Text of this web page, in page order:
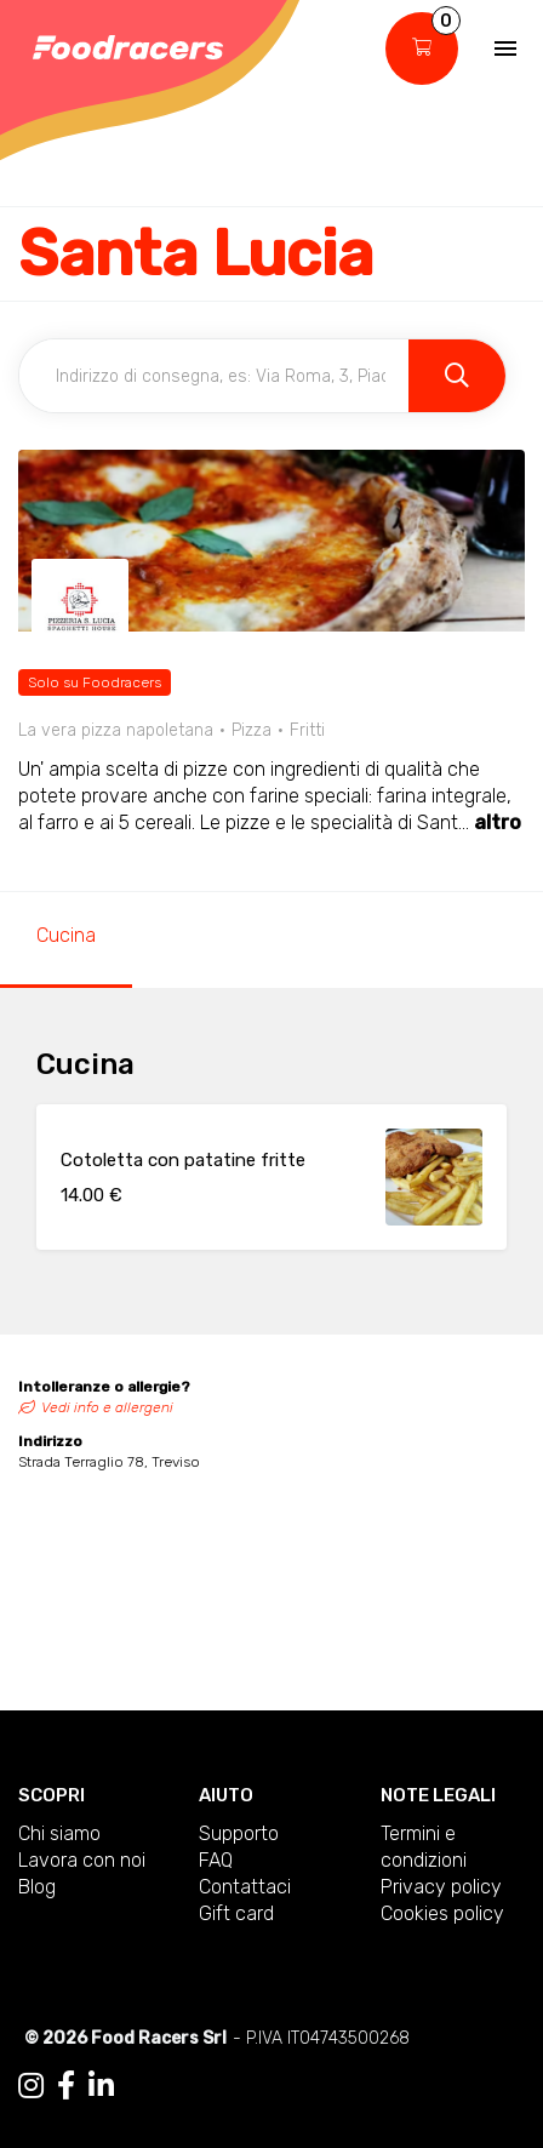
0
Santa Lucia
Solo su Foodracers
La vera pizza napoletana Pizza Fritti
Un' ampia scelta di pizze con ingredienti di qualità che
potete provare anche con farine speciali: farina integrale,
al farro e ai 5 cereali. Le pizze e le specialità di Sant... altro
Cucina
Cucina
Cotoletta con patatine fritte
14.00 €
Intolleranze o allergie?
Vedi info e allergeni
Indirizzo
Strada Terraglio 78, Treviso
SCOPRI
Chi siamo
Lavora con noi
Blog
AIUTO
Supporto
FAQ
Contattaci
Gift card
NOTE LEGALI
Termini e
condizioni
Privacy policy
Cookies policy
© 2026 Food Racers Srl - P.IVA IT04743500268